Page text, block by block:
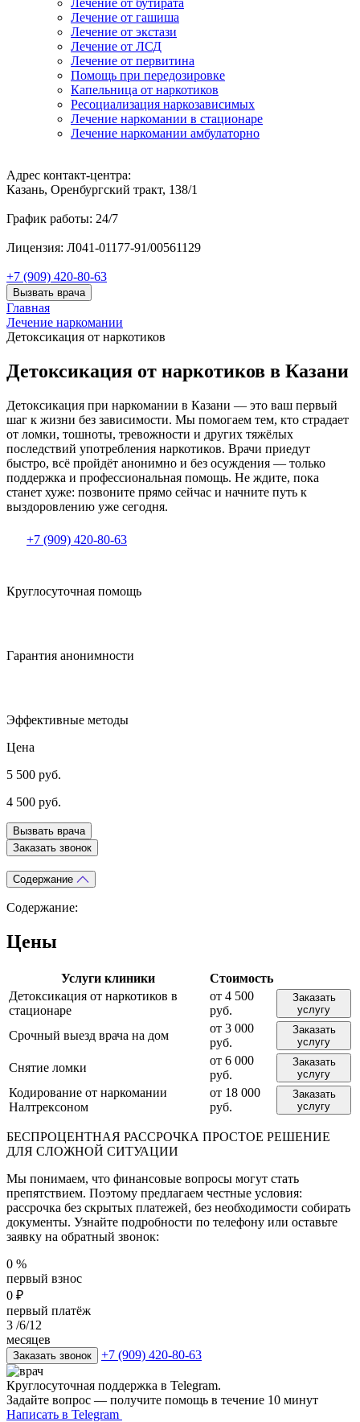
Лечение от бутирата
Лечение от гашиша
Лечение от экстази
Лечение от ЛСД
Лечение от первитина
Помощь при передозировке
Капельница от наркотиков
Ресоциализация наркозависимых
Лечение наркомании в стационаре
Лечение наркомании амбулаторно
Адрес контакт-центра:
Казань, Оренбургский тракт, 138/1
График работы: 24/7
Лицензия: Л041-01177-91/00561129
+7 (909) 420-80-63
Вызвать врача
Главная
Лечение наркомании
Детоксикация от наркотиков
Детоксикация от наркотиков в Казани
Детоксикация при наркомании в Казани — это ваш первый
шаг к жизни без зависимости. Мы помогаем тем, кто страдает
от ломки, тошноты, тревожности и других тяжёлых
последствий употребления наркотиков. Врачи приедут
быстро, всё пройдёт анонимно и без осуждения — только
поддержка и профессиональная помощь. Не ждите, пока
станет хуже: позвоните прямо сейчас и начните путь к
выздоровлению уже сегодня.
+7 (909) 420-80-63
Круглосуточная помощь
Гарантия анонимности
Эффективные методы
Цена
5 500 руб.
4 500 руб.
Вызвать врача
Заказать звонок
Содержание
Содержание:
Цены
Услуги клиники
Стоимость
Детоксикация от наркотиков в
стационаре
от 4 500
руб.
Заказать
услугу
Срочный выезд врача на дом
от 3 000
руб.
Заказать
услугу
Снятие ломки
от 6 000
руб.
Заказать
услугу
Кодирование от наркомании
Налтрексоном
от 18 000
руб.
Заказать
услугу
БЕСПРОЦЕНТНАЯ РАССРОЧКА ПРОСТОЕ РЕШЕНИЕ
ДЛЯ СЛОЖНОЙ СИТУАЦИИ
Мы понимаем, что финансовые вопросы могут стать
препятствием. Поэтому предлагаем честные условия:
рассрочка без скрытых платежей, без необходимости собирать
документы. Узнайте подробности по телефону или оставьте
заявку на обратный звонок:
0 %
первый взнос
0 ₽
первый платёж
3 /6/12
месяцев
Заказать звонок +7 (909) 420-80-63
Круглосуточная поддержка в Telegram.
Задайте вопрос — получите помощь в течение 10 минут
Написать в Telegram